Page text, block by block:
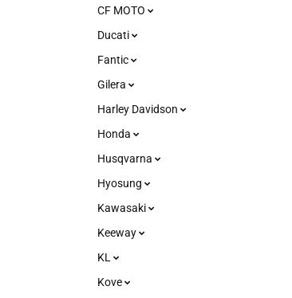
CF MOTO
Ducati
Fantic
Gilera
Harley Davidson
Honda
Husqvarna
Hyosung
Kawasaki
Keeway
KL
Kove